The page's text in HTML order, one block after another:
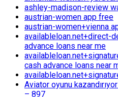
ashley-madison-review
austrian-women app free
austrian-women+vienna
availableloan.net+direct-
advance loans near me
cash advance loans near
Aviator oyunu
– 897